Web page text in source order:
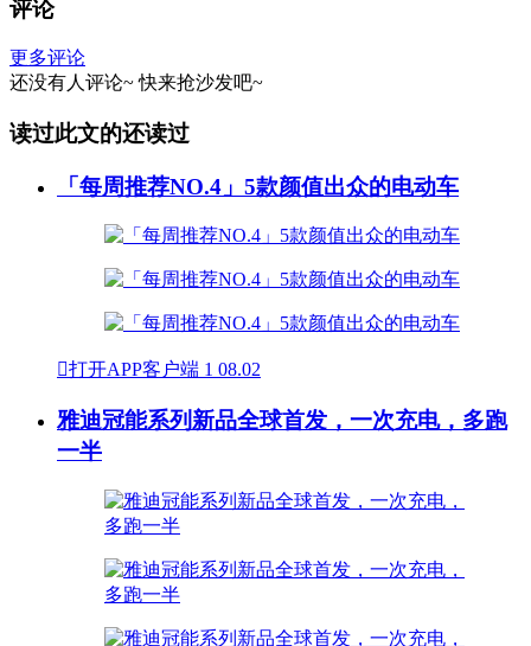
评论
更多评论
还没有人评论~ 快来抢沙发吧~
读过此文的还读过
「每周推荐NO.4」5款颜值出众的电动车
打开APP客户端 1 08.02
雅迪冠能系列新品全球首发，一次充电，多跑
一半